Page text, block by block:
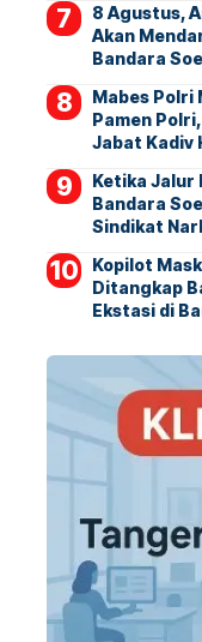
8 Agustus,
Akan
Bandara
Mabes Polri
Pamen
Jabat Kadiv
Ketika Jalur
Bandara
Sindikat
Kopilot
Ditangkap
Ekstasi di